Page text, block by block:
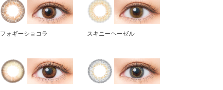
フォギーショコラ スキニーヘーゼル